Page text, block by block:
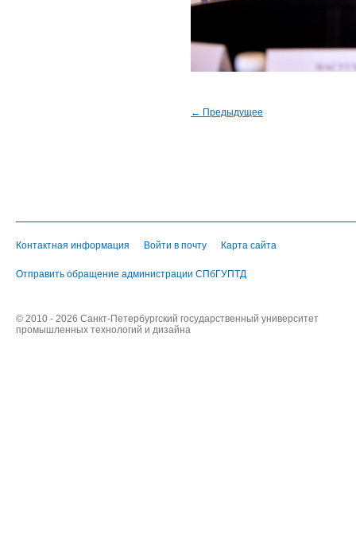
← Предыдущее
Контактная информация Войти в почту Карта сайта
Отправить обращение администрации СПбГУПТД
© 2010 - 2026 Санкт-Петербургский государственный университет
промышленных технологий и дизайна